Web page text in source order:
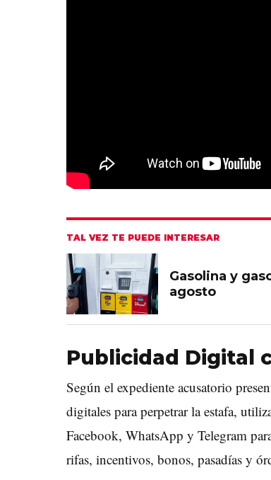
TAL VEZ TE PUEDE INTERESAR
Gasolina y
agosto
Publicidad Digital
Según el expediente acusatorio
digitales para perpetrar la estafa,
Facebook, WhatsApp y Telegram
rifas, incentivos, bonos, pasadías y